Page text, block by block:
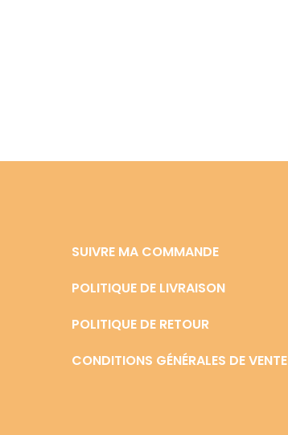
SUIVRE MA COMMANDE
POLITIQUE DE LIVRAISON
POLITIQUE DE RETOUR
CONDITIONS GÉNÉRALES DE VENTE